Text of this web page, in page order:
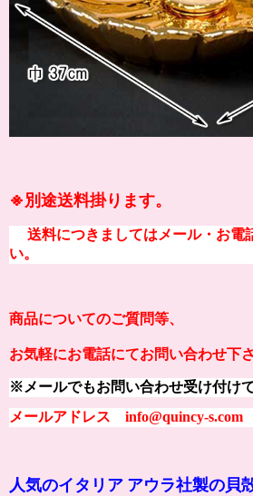
※別途送料掛ります。
送料につきましてはメール・お電
い。
商品についてのご質問等、
お気軽にお電話にてお問い合わせ下さ
※メールでもお問い合わせ受け付けて
メールアドレス info@quincy-s.com
人気のイタリア アウラ社製の貝